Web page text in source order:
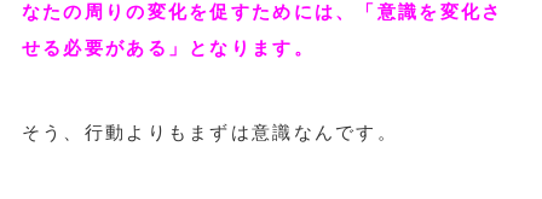
なたの周りの変化を促すためには、「意識を変化さ
せる必要がある」となります。
そう、行動よりもまずは意識なんです。